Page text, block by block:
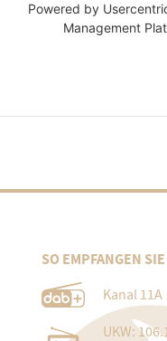
Powered by
Management
SO EMPFANGEN
Kanal 11A
UKW: